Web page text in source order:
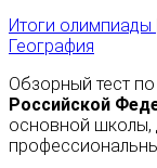
Итоги олимпиады
География
Обзорный тест по
Российской
основной школы,